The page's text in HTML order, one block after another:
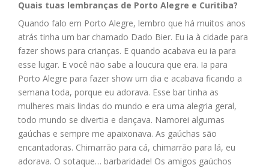
Quais tuas lembranças de Porto Alegre e Curitiba?
Quando falo em Porto Alegre, lembro que há muitos anos
atrás tinha um bar chamado Dado Bier. Eu ia à cidade para
fazer shows para crianças. E quando acabava eu ia para
esse lugar. E você não sabe a loucura que era. Ia para
Porto Alegre para fazer show um dia e acabava ficando a
semana toda, porque eu adorava. Esse bar tinha as
mulheres mais lindas do mundo e era uma alegria geral,
todo mundo se divertia e dançava. Namorei algumas
gaúchas e sempre me apaixonava. As gaúchas são
encantadoras. Chimarrão para cá, chimarrão para lá, eu
adorava. O sotaque… barbaridade! Os amigos gaúchos